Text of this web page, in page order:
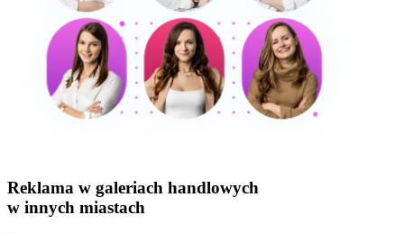
Reklama w galeriach handlowych
w innych miastach